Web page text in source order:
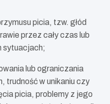
picia, tzw. głód
przez cały czas lub
sytuacjach;
lub ograniczania
trudność w unikaniu czy
picia, problemy z jego